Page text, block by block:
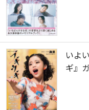
いよ
ギ』